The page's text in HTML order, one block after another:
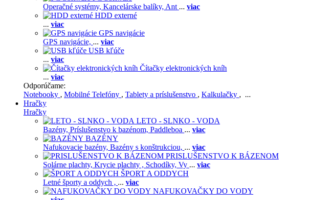
Operačné systémy, Kancelárske balíky, Ant ... viac
HDD externé
... viac
GPS navigácie
GPS navigácie, ... viac
USB kľúče
... viac
Čítačky elektronických kníh
... viac
Odporúčame:
Notebooky , Mobilné Telefóny , Tablety a príslušenstvo , Kalkulačky , ...
Hračky
Hračky
LETO - SLNKO - VODA
Bazény, Príslušenstvo k bazénom, Paddleboa ... viac
BAZÉNY
Nafukovacie bazény, Bazény s konštrukciou, ... viac
PRISLUŠENSTVO K BÁZENOM
Solárne plachty, Krycie plachty , Schodíky, Vy ... viac
ŠPORT A ODDYCH
Letné športy a oddych , ... viac
NAFUKOVAČKY DO VODY